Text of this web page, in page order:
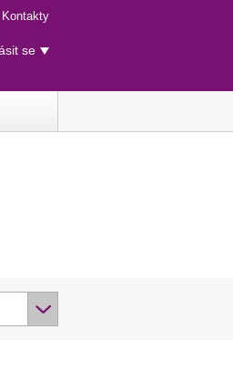
Menu
rychlého
Kontakty
se